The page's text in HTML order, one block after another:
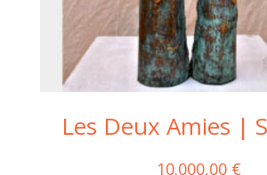
Les Deux Amies |
10.000,00 €